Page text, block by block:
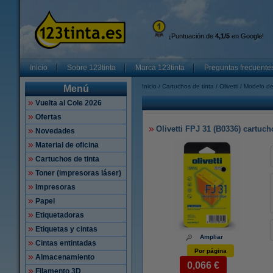
¡Puntuación de 4,1/5 en Google!
Inicio Sobre 123tinta Marca 123tinta Preguntas
Menú
Vuelta al Cole 2026
Ofertas
Novedades
Material de oficina
Cartuchos de tinta
Toner (impresoras láser)
Impresoras
Papel
Etiquetadoras
Etiquetas y cintas
Cintas entintadas
Almacenamiento
Filamento 3D
Inicio Cartuchos de tinta Olivetti Modelo
Olivetti FPJ 31 (B0336)
Ampliar
Por página
0,066 €